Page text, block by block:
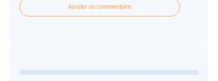
Ajouter un commentaire